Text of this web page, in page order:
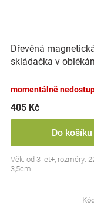
Dřevěná
skládačka v
momentálně
405 Kč
Do košíku
Věk: od 3 let+, rozměry:
3,5cm